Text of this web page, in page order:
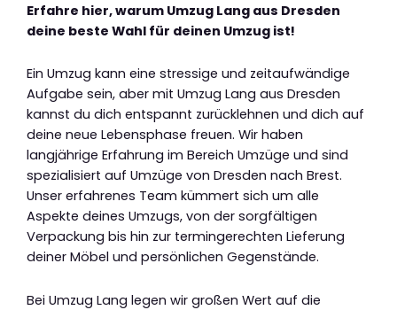
Erfahre hier, warum Umzug Lang aus Dresden
deine beste Wahl für deinen Umzug ist!
Ein Umzug kann eine stressige und zeitaufwändige
Aufgabe sein, aber mit Umzug Lang aus Dresden
kannst du dich entspannt zurücklehnen und dich auf
deine neue Lebensphase freuen. Wir haben
langjährige Erfahrung im Bereich Umzüge und sind
spezialisiert auf Umzüge von Dresden nach Brest.
Unser erfahrenes Team kümmert sich um alle
Aspekte deines Umzugs, von der sorgfältigen
Verpackung bis hin zur termingerechten Lieferung
deiner Möbel und persönlichen Gegenstände.
Bei Umzug Lang legen wir großen Wert auf die